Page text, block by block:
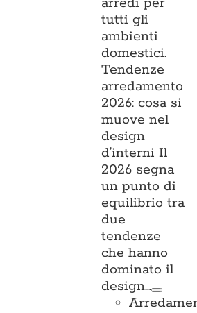
tutti gli
ambienti
domestici.
Tendenze
arredamento
2026: cosa si
muove nel
design
d’interni Il
2026 segna
un punto di
equilibrio tra
due
tendenze
che hanno
dominato il
design…